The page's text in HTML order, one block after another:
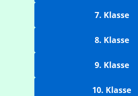
7. Klasse
8. Klasse
9. Klasse
10. Klasse